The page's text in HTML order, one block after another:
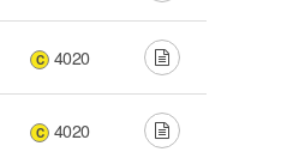
C 4020
C 4020